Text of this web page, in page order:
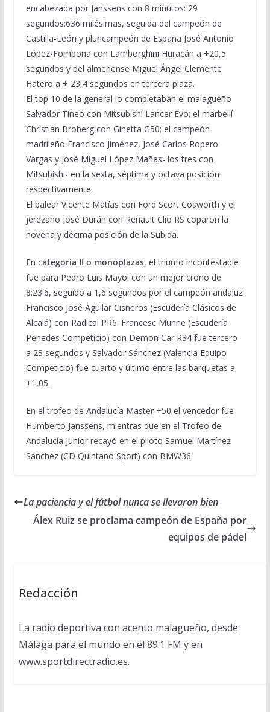
encabezada por Janssens con 8 minutos: 29
segundos:636 milésimas, seguida del campeón de
Castilla-León y pluricampeón de España José Antonio
López-Fombona con Lamborghini Huracán a +20,5
segundos y del almeriense Miguel Ángel Clemente
Hatero a + 23,4 segundos en tercera plaza.
El top 10 de la general lo completaban el malagueño
Salvador Tineo con Mitsubishi Lancer Evo; el marbellí
Christian Broberg con Ginetta G50; el campeón
madrileño Francisco Jiménez, José Carlos Ropero
Vargas y José Miguel López Mañas- los tres con
Mitsubishi- en la sexta, séptima y octava posición
respectivamente.
El balear Vicente Matías con Ford Scort Cosworth y el
jerezano José Durán con Renault Clío RS coparon la
novena y décima posición de la Subida.
En categoría II o monoplazas, el triunfo incontestable
fue para Pedro Luis Mayol con un mejor crono de
8:23.6, seguido a 1,6 segundos por el campeón andaluz
Francisco José Aguilar Cisneros (Escudería Clásicos de
Alcalá) con Radical PR6. Francesc Munne (Escudería
Penedes Competicio) con Demon Car R34 fue tercero
a 23 segundos y Salvador Sánchez (Valencia Equipo
Competicio) fue cuarto y último entre las barquetas a
+1,05.
En el trofeo de Andalucía Master +50 el vencedor fue
Humberto Janssens, mientras que en el Trofeo de
Andalucía Junior recayó en el piloto Samuel Martínez
Sanchez (CD Quintano Sport) con BMW36.
La paciencia y el fútbol nunca se llevaron bien
Álex Ruiz se proclama campeón de España por
equipos de pádel
Redacción
La radio deportiva con acento malagueño, desde
Málaga para el mundo en el 89.1 FM y en
www.sportdirectradio.es.